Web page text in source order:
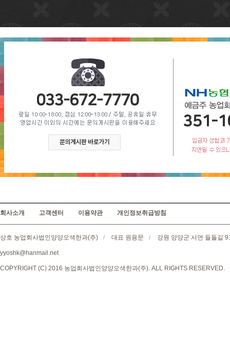
회사소개 고객센터 이용약관 개인정보취급방침
상호 농업회사법인양양오색한과(주) / 대표 원용문 / 강원 양양군 서면 들돌길
yyoshk@hanmail.net
COPYRIGHT (C) 2016 농업회사법인양양오색한과(주). ALL RIGHTS RESERVED.